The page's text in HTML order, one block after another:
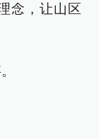
念，让山区